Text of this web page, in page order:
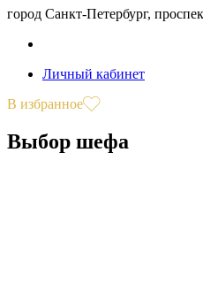
город Санкт-Петербург,
Личный кабинет
В избранное
Выбор шефа